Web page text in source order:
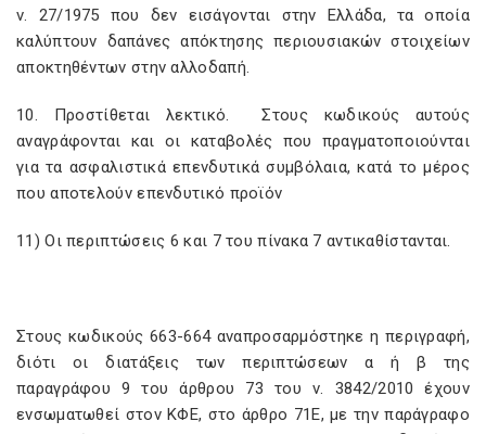
ν. 27/1975 που δεν εισάγονται στην Ελλάδα, τα οποία
καλύπτουν δαπάνες απόκτησης περιουσιακών στοιχείων
αποκτηθέντων στην αλλοδαπή.
10. Προστίθεται λεκτικό. Στους κωδικούς αυτούς
αναγράφονται και οι καταβολές που πραγματοποιούνται
για τα ασφαλιστικά επενδυτικά συμβόλαια, κατά το μέρος
που αποτελούν επενδυτικό προϊόν
11) Οι περιπτώσεις 6 και 7 του πίνακα 7 αντικαθίστανται.
Στους κωδικούς 663-664 αναπροσαρμόστηκε η περιγραφή,
διότι οι διατάξεις των περιπτώσεων α ή β της
παραγράφου 9 του άρθρου 73 του ν. 3842/2010 έχουν
ενσωματωθεί στον ΚΦΕ, στο άρθρο 71Ε, με την παράγραφο